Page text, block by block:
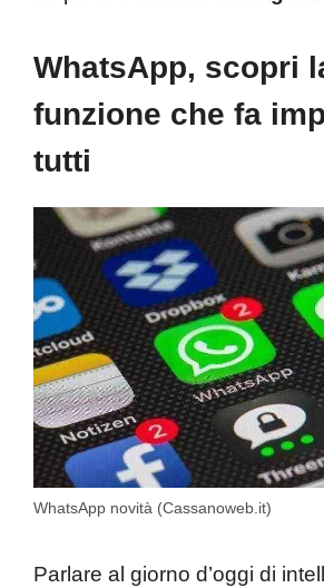
WhatsApp, scopri
funzione che fa
tutti
WhatsApp novità (Cassanoweb.it)
Parlare al giorno d’oggi di